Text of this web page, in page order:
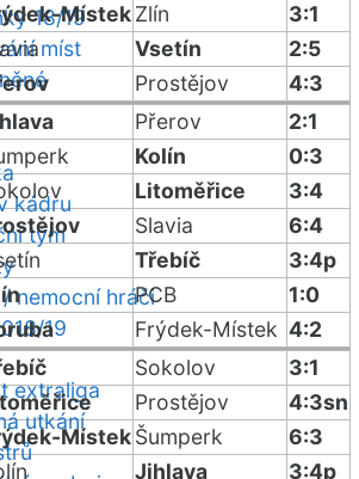
18/19
míst
kádru
tým
nemocní hráči
19
extraliga
utkání
MístekZlín
3:1
Vsetín
2:5
Prostějov
4:3
Přerov
2:1
Kolín
0:3
Litoměřice
3:4
Slavia
6:4
Třebíč
3:4p
PCB
1:0
Frýdek-Místek 4:2
Sokolov
3:1
Prostějov
4:3sn
MístekŠumperk
6:3
Jihlava
3:4p